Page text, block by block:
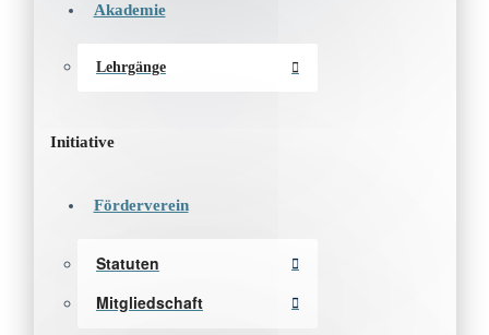
Akademie
Lehrgänge
Initiative
Förderverein
Statuten
Mitgliedschaft